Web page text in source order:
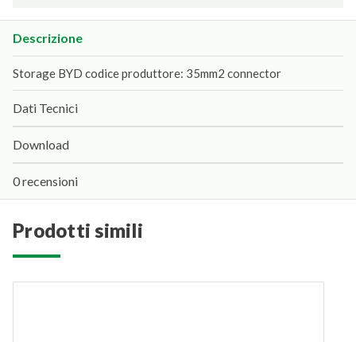
Descrizione
Storage BYD codice produttore: 35mm2 connector
Dati Tecnici
Download
0 recensioni
prodotti simili